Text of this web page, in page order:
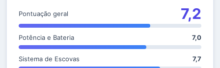
Pontuação geral 7,2
Potência e Bateria 7,0
Sistema de Escovas 7,7